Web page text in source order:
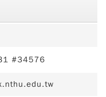
#34576